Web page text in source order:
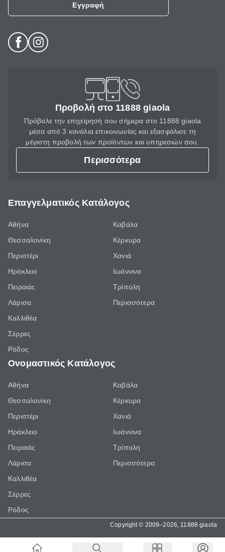
Εγγραφή
Προβολή στο 11888 giaola
Πρόβαλε την επιχείρησή σου σήμερα στο 11888 giaola
μέσα από 3 κανάλια επικοινωνίας και εξασφάλισε τη
μέγιστη προβολή των προϊόντων και υπηρεσιών σου.
Περισσότερα
Επαγγελματικός Κατάλογος
Αθήνα
Θεσσαλονίκη
Περιστέρι
Ηράκλειο
Πειραιάς
Λάρισα
Καλλιθέα
Σέρρες
Ρόδος
Καβάλα
Κέρκυρα
Χανιά
Ιωάννινα
Τρίπολη
Περισσότερα
Ονομαστικός Κατάλογος
Αθήνα
Θεσσαλονίκη
Περιστέρι
Ηράκλειο
Πειραιάς
Λάρισα
Καλλιθέα
Σέρρες
Ρόδος
Καβάλα
Κέρκυρα
Χανιά
Ιωάννινα
Τρίπολη
Περισσότερα
Copyright © 2009–2026, 11888 giaola